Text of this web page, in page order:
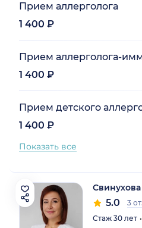
Прием аллерголога
1 400 ₽
Прием аллерголога-
1 400 ₽
Прием детского
1 400 ₽
Показать все
5.0
3
Стаж 30 лет